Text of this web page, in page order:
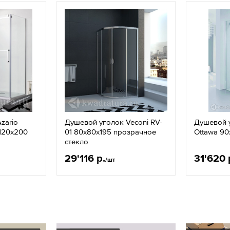
Душевой уголок Veconi RV-
01 80x80х195 прозрачное
стекло
29'116 р./шт
Душевой
Ottawa
31'620